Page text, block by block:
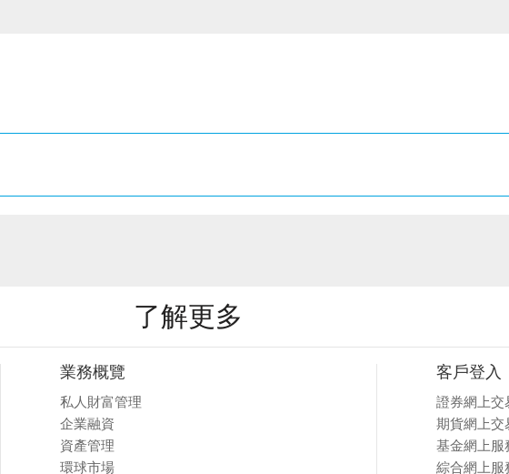
了解更多
業務概覽
私人財富管理
企業融資
資產管理
環球市場
客戶登入
證券網上交
期貨網上交
基金網上服
綜合網上服